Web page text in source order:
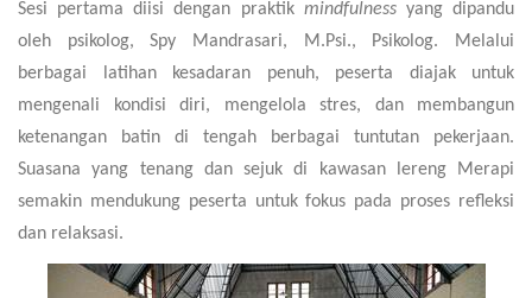
Sesi pertama diisi dengan praktik mindfulnessyang dipandu
oleh psikolog, Spy Mandrasari, M.Psi., Psikolog. Melalui
berbagai latihan kesadaran penuh, peserta diajak untuk
mengenali kondisi diri, mengelola stres, dan membangun
ketenangan batin di tengah berbagai tuntutan pekerjaan.
Suasana yang tenang dan sejuk di kawasan lereng Merapi
semakin mendukung peserta untuk fokus pada proses refleksi
dan relaksasi.